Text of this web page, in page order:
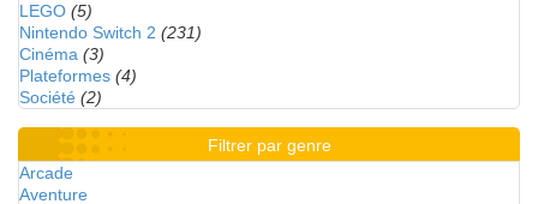
LEGO (5)
Nintendo Switch 2 (231)
Cinéma (3)
Plateformes (4)
Société (2)
Filtrer par genre
Arcade
Aventure